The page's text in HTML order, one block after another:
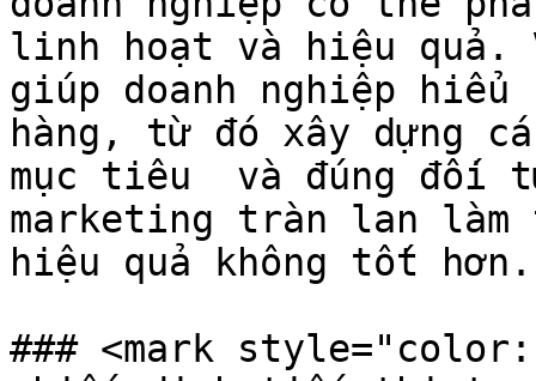
linh hoạt và hiệu quả.
giúp doanh nghiệp hiểu
hàng, từ đó xây dựng
mục tiêu  và đúng đối
marketing tràn lan làm
hiệu quả không tốt hơn.
### <mark